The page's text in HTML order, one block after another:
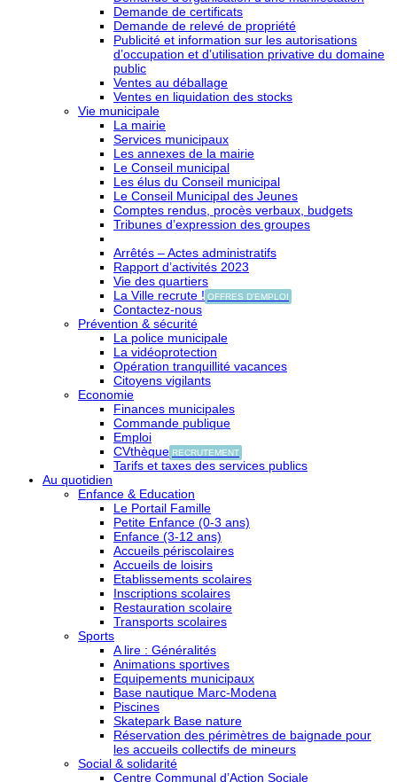
Demande de certificats
Demande de relevé de propriété
Publicité et information sur les autorisations
d’occupation et d’utilisation privative du domaine
public
Ventes au déballage
Ventes en liquidation des stocks
Vie municipale
La mairie
Services municipaux
Les annexes de la mairie
Le Conseil municipal
Les élus du Conseil municipal
Le Conseil Municipal des Jeunes
Comptes rendus, procès verbaux, budgets
Tribunes d’expression des groupes
Arrêtés – Actes administratifs
Rapport d’activités 2023
Vie des quartiers
La Ville recrute ! OFFRES D'EMPLOI
Contactez-nous
Prévention & sécurité
La police municipale
La vidéoprotection
Opération tranquillité vacances
Citoyens vigilants
Economie
Finances municipales
Commande publique
Emploi
CVthèque RECRUTEMENT
Tarifs et taxes des services publics
Au quotidien
Enfance & Education
Le Portail Famille
Petite Enfance (0-3 ans)
Enfance (3-12 ans)
Accueils périscolaires
Accueils de loisirs
Etablissements scolaires
Inscriptions scolaires
Restauration scolaire
Transports scolaires
Sports
A lire : Généralités
Animations sportives
Equipements municipaux
Base nautique Marc-Modena
Piscines
Skatepark Base nature
Réservation des périmètres de baignade pour
les accueils collectifs de mineurs
Social & solidarité
Centre Communal d’Action Sociale